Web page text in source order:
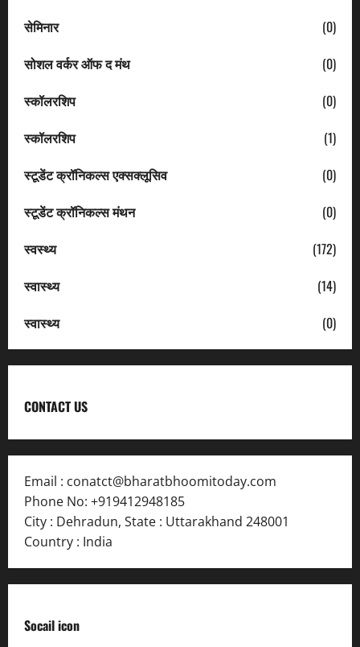
सेमिनार
(0)
सोशल वर्कर ऑफ द मंथ
(0)
स्कॉलरशिप
(0)
स्कॉलरशिप
(1)
स्टूडेंट क्रॉनिकल्स एक्सक्लूसिव
(0)
स्टूडेंट क्रॉनिकल्स मंथन
(0)
स्वस्थ्य
(172)
स्वास्थ्य
(14)
स्वास्थ्य
(0)
CONTACT US
Email : conatct@bharatbhoomitoday.com
Phone No: +919412948185
City : Dehradun, State : Uttarakhand 248001
Country : India
Socail icon